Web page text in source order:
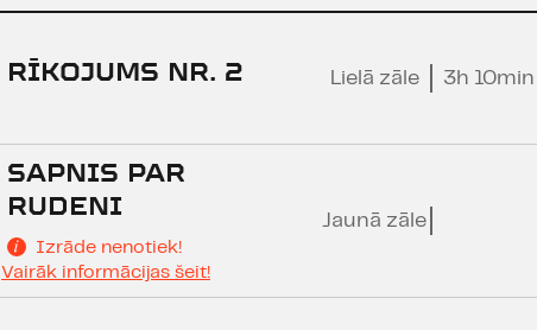
RĪKOJUMS NR. 2 Lielā zāle 3h 10min
SAPNIS PAR
RUDENI
Izrāde nenotiek!
Vairāk informācijas šeit!
Jaunā zāle